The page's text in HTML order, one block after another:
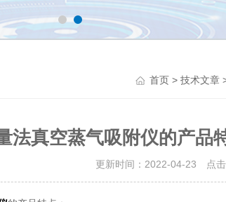
首页 > 技术文章
法真空蒸气吸附仪的产品
更新时间：2022-04-23 点击